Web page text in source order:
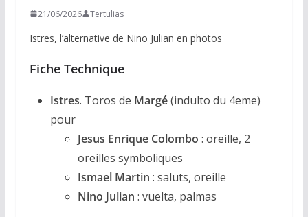
21/06/2026 Tertulias
Istres, l’alternative de Nino Julian en photos
Fiche Technique
Istres. Toros de Margé(indulto du 4eme)
pour
Jesus Enrique Colombo : oreille, 2
oreilles symboliques
Ismael Martin : saluts, oreille
Nino Julian : vuelta, palmas